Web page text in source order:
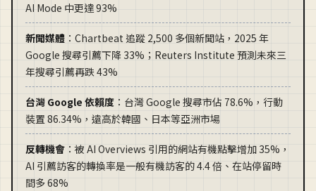
AI Mode 中更達 93%
新聞媒體 ：Chartbeat 追蹤 2,500 多個新聞站，2025 年
Google 搜尋引薦下降 33%；Reuters Institute 預測未來三
年搜尋引薦再跌 43%
台灣 Google 依賴度 ：台灣 Google 搜尋市佔 78.6%，行動
裝置 86.34%，遠高於韓國、日本等亞洲市場
反轉機會 ：被 AI Overviews 引用的網站有機點擊增加 35%，
AI 引薦訪客的轉換率是一般有機訪客的 4.4 倍、在站停留時
間多 68%